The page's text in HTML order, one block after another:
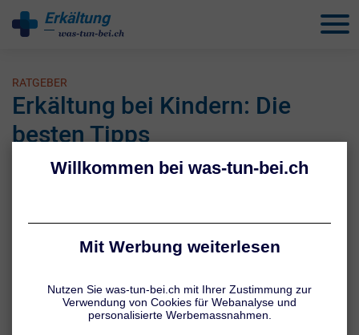
Erkältungbehandeln
RATGEBER
Erkältung bei Kindern: Die
besten Tipps